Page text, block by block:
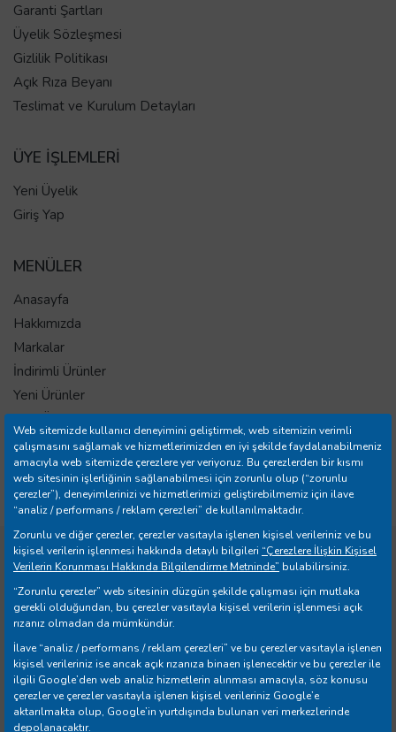
Garanti Şartları
Üyelik Sözleşmesi
Gizlilik Politikası
Açık Rıza Beyanı
Teslimat ve Kurulum Detayları
ÜYE İŞLEMLERİ
Yeni Üyelik
Giriş Yap
MENÜLER
Anasayfa
Hakkımızda
Markalar
İndirimli Ürünler
Yeni Ürünler
Tüm Ürünler
İletişim
Mağazalar
Banka Hesap Bilgileri
Copyright © 2026 Yılmazer Ev Gereçleri İth. İhr. San. ve Tic.
A.Ş. Tüm Hakları Saklıdır.
Web Business® e-ticaret sistemleri ile hazırlanmıştır.
Web sitemizde kullanıcı deneyimini geliştirmek, web sitemizin verimli
çalışmasını sağlamak ve hizmetlerimizden en iyi şekilde faydalanabilmeniz
amacıyla web sitemizde çerezlere yer veriyoruz. Bu çerezlerden bir kısmı
web sitesinin işlerliğinin sağlanabilmesi için zorunlu olup (“zorunlu
çerezler”), deneyimlerinizi ve hizmetlerimizi geliştirebilmemiz için ilave
“analiz / performans / reklam çerezleri” de kullanılmaktadır.
Zorunlu ve diğer çerezler, çerezler vasıtayla işlenen kişisel verileriniz ve bu
kişisel verilerin işlenmesi hakkında detaylı bilgileri “Çerezlere İlişkin Kişisel
Verilerin Korunması Hakkında Bilgilendirme Metninde” bulabilirsiniz.
“Zorunlu çerezler” web sitesinin düzgün şekilde çalışması için mutlaka
gerekli olduğundan, bu çerezler vasıtayla kişisel verilerin işlenmesi açık
rızanız olmadan da mümkündür.
İlave “analiz / performans / reklam çerezleri” ve bu çerezler vasıtayla işlenen
kişisel verileriniz ise ancak açık rızanıza binaen işlenecektir ve bu çerezler ile
ilgili Google’den web analiz hizmetlerin alınması amacıyla, söz konusu
çerezler ve çerezler vasıtayla işlenen kişisel verileriniz Google’e
aktarılmakta olup, Google’in yurtdışında bulunan veri merkezlerinde
depolanacaktır.